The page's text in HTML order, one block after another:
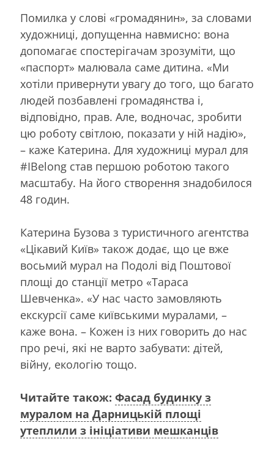
Помилка у слові «громадянин», за словами
художниці, допущенна навмисно: вона
допомагає спостерігачам зрозуміти, що
«паспорт» малювала саме дитина. «Ми
хотіли привернути увагу до того, що багато
людей позбавлені громадянства і,
відповідно, прав. Але, водночас, зробити
цю роботу світлою, показати у ній надію»,
– каже Катерина. Для художниці мурал для
#IBelong став першою роботою такого
масштабу. На його створення знадобилося
48 годин.
Катерина Бузова з туристичного агентства
«Цікавий Київ» також додає, що це вже
восьмий мурал на Подолі від Поштової
площі до станції метро «Тараса
Шевченка». «У нас часто замовляють
екскурсії саме київськими муралами, –
каже вона. – Кожен із них говорить до нас
про речі, які не варто забувати: дітей,
війну, екологію тощо.
Читайте також: Фасад будинку з
муралом на Дарницькій площі
утеплили з ініціативи мешканців